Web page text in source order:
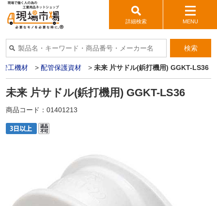
詳細検索 MENU
検索
管工機材 > 配管保護資材 > 未来 片サドル(鋲打機用) GGKT-LS36
未来 片サドル(鋲打機用) GGKT-LS36
商品コード： 01401213